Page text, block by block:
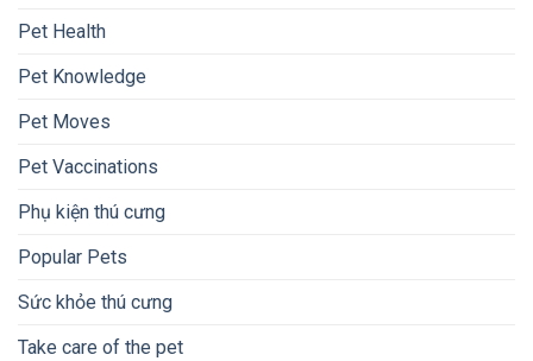
Pet Health
Pet Knowledge
Pet Moves
Pet Vaccinations
Phụ kiện thú cưng
Popular Pets
Sức khỏe thú cưng
Take care of the pet